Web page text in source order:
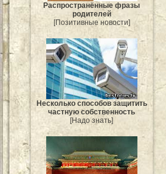
Распространённые фразы
родителей
[Позитивные новости]
Несколько способов защитить
частную собственность
[Надо знать]